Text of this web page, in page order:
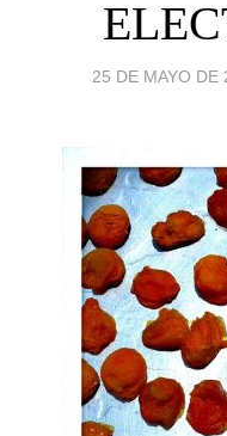
25 DE MAYO DE